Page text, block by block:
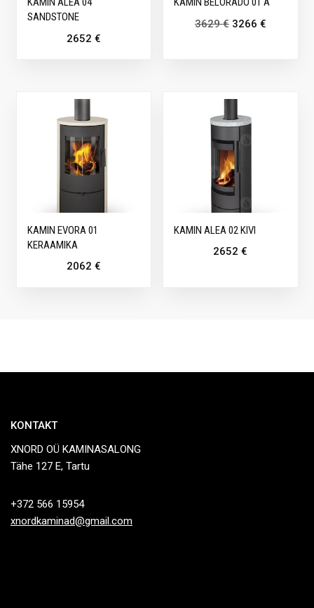
SANDSTONE
2652 €
3629€ 3266 €
KAMIN EVORA 01
KERAAMIKA
2062 €
KAMIN ALEA 02 KIVI
2652€
KONTAKT
XNORD OÜ KAMINASALONG
Tähe 127 E, Tartu
+372 566 15954
xnordkaminad@gmail.com